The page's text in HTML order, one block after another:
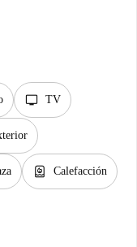
tv TV
water_heater Calefacción